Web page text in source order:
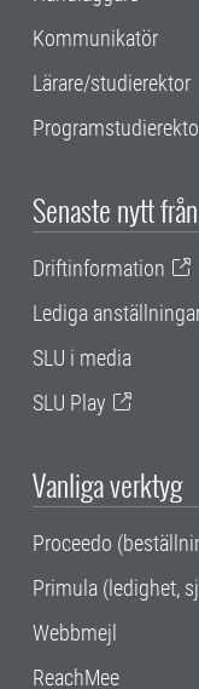
Kommunikatör
Lärare/studierektor
Senaste nytt från
Driftinformation
Lediga
SLU i media
SLU Play
Vanliga verktyg
Proceedo
Primula (ledighet,
Webbmejl
ReachMee